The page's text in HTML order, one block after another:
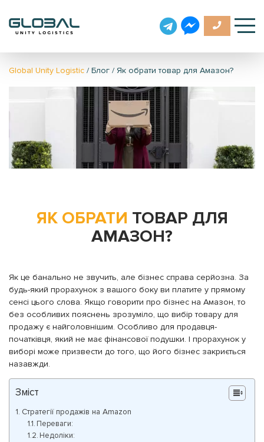
Global Unity Logistic / Блог / Як обрати товар для Амазон?
ЯК ОБРАТИ ТОВАР ДЛЯ
АМАЗОН?
Як це банально не звучить, але бізнес справа серйозна. За
будь-який прорахунок з вашого боку ви платите у прямому
сенсі цього слова. Якщо говорити про бізнес на Амазон, то
без особливих пояснень зрозуміло, що вибір товару для
продажу є найголовнішим. Особливо для продавця-
початківця, який не має фінансової подушки. І прорахунок у
виборі може призвести до того, що його бізнес закриється
назавжди.
Зміст
Стратегії продажів на Amazon
Переваги:
Недоліки: